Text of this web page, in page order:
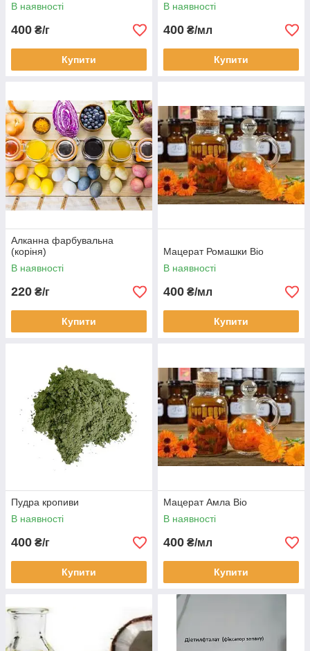
В наявності
400 ₴/г
Купити
В наявності
400 ₴/мл
Купити
Алканна фарбувальна
(коріня)
В наявності
220 ₴/г
Купити
Мацерат Ромашки Bio
В наявності
400 ₴/мл
Купити
Пудра кропиви
В наявності
400 ₴/г
Купити
Мацерат Амла Bio
В наявності
400 ₴/мл
Купити